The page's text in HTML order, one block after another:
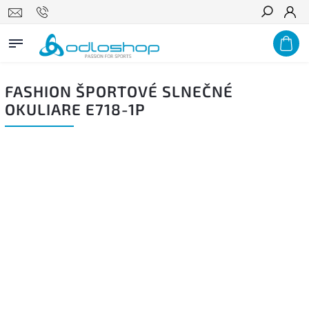
Hľadať
FASHION ŠPORTOVÉ SLNEČNÉ
OKULIARE E718-1P